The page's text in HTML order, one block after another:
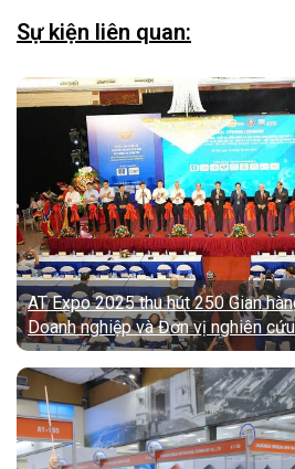
Sự kiện liên quan:
AT Expo 2025 thu hút 250 Gian
Doanh nghiệp và Đơn vị nghiên cứu